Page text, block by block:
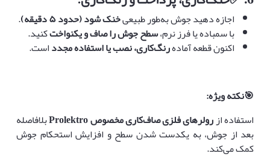
اجازه دهید جوش به‌طور طبیعیخنک شود (حدود۵دقیقه).
با سمباده یا فرز نرم،سطح جوش را صاف و یکنواختکنید.
اکنون قطعه آمادهرنگ‌کاری، نصب یا استفاده مجدداست.
🎯نکته ویژه:
استفاده ازرولرهای فلزی صاف‌کاری مخصوص بلافاصله
بعد از جوش، به یکدست شدن سطح و افزایش استحکام جوش
کمک می‌کند.